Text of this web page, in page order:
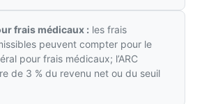
frais médicaux : les frais
peuvent compter pour le
pour frais médicaux; l’ARC
de 3 % du revenu net ou du seuil